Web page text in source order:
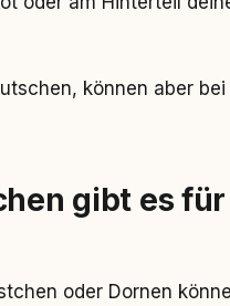
können aber
gibt es
oder Dornen